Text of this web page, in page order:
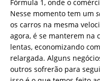
Fórmula 1, onde o
Nesse momento tem um
os carros na mesma
agora, é se manterem na
lentas, economizando
relargada. Alguns
outros sofrerão para